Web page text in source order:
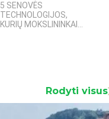
5 SENOVĖS
TECHNOLOGIJOS,
KURIŲ MOKSLININKAI...
Rodyti visus